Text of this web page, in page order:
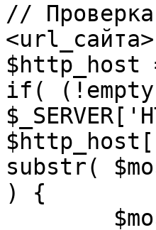
//
$http_host
if( (!empty(
substr(
) {